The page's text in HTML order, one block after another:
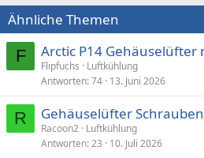
i
o
n
e
n
:
Ähnliche Themen
F Arctic P14
Flipfuchs
Luftkühlung
Antworten 74 13. Juni 2026
R Gehäuselüfter Schrauben
Racoon2 Luftkühlung
Antworten 23 10. Juli 2026